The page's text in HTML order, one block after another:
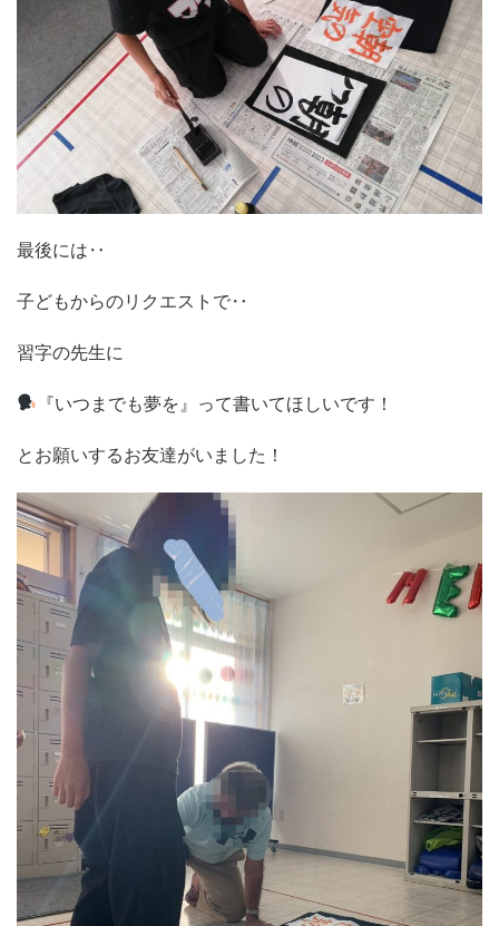
最後には‥
子どもからのリクエストで‥
習字の先生に
『いつまでも夢を』って書いてほしいです！
とお願いするお友達がいました！